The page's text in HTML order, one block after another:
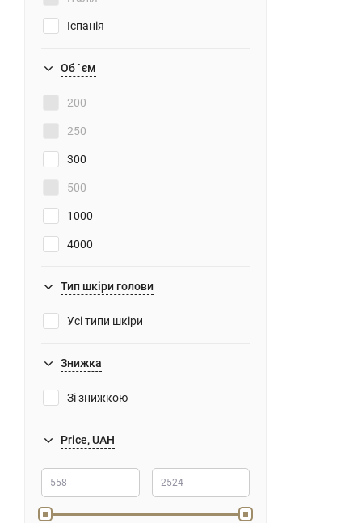
Іспанія
Об `єм
200
250
300
500
1000
4000
Тип шкіри голови
Усі типи шкіри
Знижка
Зі знижкою
Price, UAH